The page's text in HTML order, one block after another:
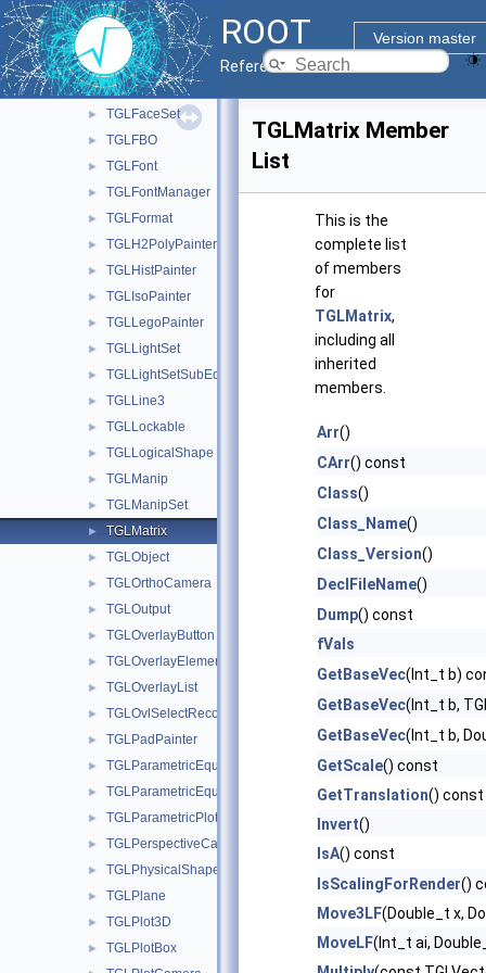
ROOT
Version master
Reference Guide
► TGLContextIdentity
TGLCylinder
► TGLEmbeddedViewer
► TGLEventHandler
► TGLFaceSet
► TGLFBO
► TGLFont
► TGLFontManager
► TGLFormat
► TGLH2PolyPainter
► TGLHistPainter
► TGLIsoPainter
► TGLLegoPainter
► TGLLightSet
► TGLLightSetSubEditor
► TGLLine3
► TGLLockable
► TGLLogicalShape
► TGLManip
► TGLManipSet
► TGLMatrix
► TGLObject
► TGLOrthoCamera
► TGLOutput
► TGLOverlayButton
► TGLOverlayElement
► TGLOverlayList
► TGLOvlSelectRecord
► TGLPadPainter
► TGLParametricEquation
► TGLParametricEquationGL
► TGLParametricPlot
► TGLPerspectiveCamera
► TGLPhysicalShape
► TGLPlane
► TGLPlot3D
► TGLPlotBox
TGLMatrix Member
List
This is the
complete list
of members
for
TGLMatrix,
including all
inherited
members.
Arr()
CArr() const
Class()
Class_Name()
Class_Version()
DeclFileName()
Dump() const
fVals
GetBaseVec(Int_t b)
GetBaseVec(Int_t b,
GetBaseVec(Int_t b,
GetScale() const
GetTranslation() const
Invert()
IsA() const
IsScalingForRender()
Move3LF(Double_t x,
MoveLF(Int_t ai,